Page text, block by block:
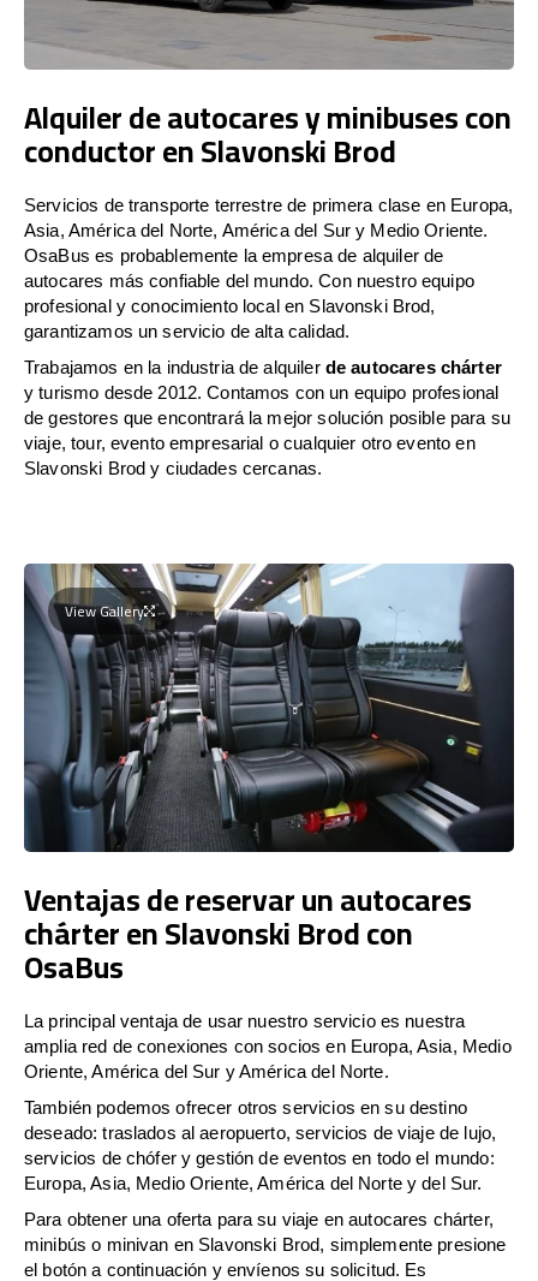
Alquiler de autocares y minibuses con
conductor en Slavonski Brod
Servicios de transporte terrestre de primera clase en Europa,
Asia, América del Norte, América del Sur y Medio Oriente.
OsaBus es probablemente la empresa de alquiler de
autocares más confiable del mundo. Con nuestro equipo
profesional y conocimiento local en Slavonski Brod,
garantizamos un servicio de alta calidad.
Trabajamos en la industria de alquiler de autocares chárter
y turismo desde 2012. Contamos con un equipo profesional
de gestores que encontrará la mejor solución posible para su
viaje, tour, evento empresarial o cualquier otro evento en
Slavonski Brod y ciudades cercanas.
View Gallery
Ventajas de reservar un autocares
chárter en Slavonski Brod con
OsaBus
La principal ventaja de usar nuestro servicio es nuestra
amplia red de conexiones con socios en Europa, Asia, Medio
Oriente, América del Sur y América del Norte.
También podemos ofrecer otros servicios en su destino
deseado: traslados al aeropuerto, servicios de viaje de lujo,
servicios de chófer y gestión de eventos en todo el mundo:
Europa, Asia, Medio Oriente, América del Norte y del Sur.
Para obtener una oferta para su viaje en autocares chárter,
minibús o minivan en Slavonski Brod, simplemente presione
el botón a continuación y envíenos su solicitud. Es